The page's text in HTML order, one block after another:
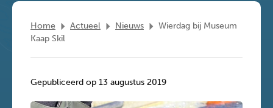
Home Actueel Nieuws
Wierdag bij Museum
Kaap Skil
Gepubliceerd op 13 augustus 2019